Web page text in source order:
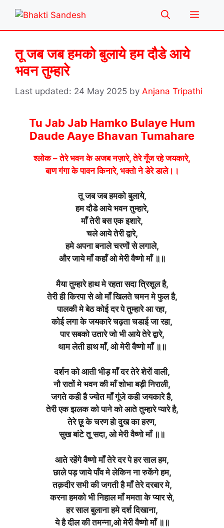
content
Menu
तू जब जब हमको बुलाये हम दौडे आये
भवन तुम्हारे
24 May 2025 by Anjana Tripathi
Tu Jab Jab Hamko Bulaye Hum
Daude Aaye Bhavan Tumahare
श्लोक – तेरे भवन के अजब नज़ारे, तेरे गूँज रहे जयकारे,
बाण गंगा के पावन किनारे, भक्तो ने डेरे डाले।।
तू जब जब हमको बुलाये,
हम दौडे आये भवन तुम्हारे,
माँ तेरी बस एक इशारे,
चले आये तेरी द्वारे,
हमे अपना बनाले चरणों से लगाले,
और जाये माँ कहाँ ओ मेरी वैष्णो माँ ॥॥
मैया तुम्हारे हाथ मे रहता सदा त्रिशूल है,
तेरी ही किरपा से ओ माँ खिलते चमन मे फुल है,
पालकी मे बेठ कोई दर पे तुम्हारे आ रहा,
कोई लगा के जयकारे चढ़ता चडाई जा रहा,
पार सबको उतारे जो भी आये तेरे द्वारे,
थाम लेती हाथ माँ, ओ मेरी वैष्णो माँ ॥॥
दर्शन को आती भीड़ माँ दर तेरे शेरों वाली,
नौ रातों मे भवन की माँ शोभा बड़ी निराली,
जगते कही है ज्योत माँ गूंजे कही जयकारे है,
तेरी एक झलक को पाने को आते तुम्हारे प्यारे है,
तेरे छू के चरण हो दुख का हरण,
सुख बांटे तू सदा, ओ मेरी वैष्णो माँ ॥॥
आते रहेंगे वैष्णो माँ तेरे दर पे हर साल हम,
छाले पड़ जाये पाँव मे लेकिन ना रुकेंगे हम,
तक़दीर सभी की जगती है माँ तेरे दरबार मे,
करना हमको भी निहाल माँ ममता के प्यार से,
हर साल बुलाना हमे दर्श दिखाना,
ये है दील की तमन्ना,ओ मेरी वैष्णो माँ ॥॥